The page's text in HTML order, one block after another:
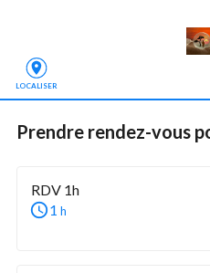
LOCALISER
Prendre rendez-vous
RDV 1h
1 h